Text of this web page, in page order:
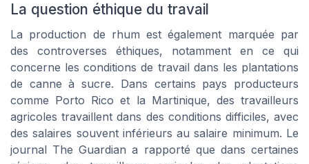
La question éthique du travail
La production de rhum est également marquée par
des controverses éthiques, notamment en ce qui
concerne les conditions de travail dans les plantations
de canne à sucre. Dans certains pays producteurs
comme Porto Rico et la Martinique, des travailleurs
agricoles travaillent dans des conditions difficiles, avec
des salaires souvent inférieurs au salaire minimum. Le
journal The Guardian a rapporté que dans certaines